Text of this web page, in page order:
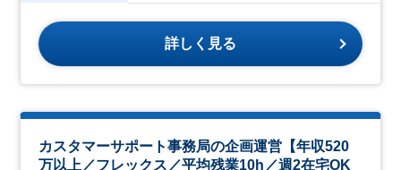
詳しく見る
カスタマーサポート事務局の企画運営【年収520
万以上／フレックス／平均残業10h／週2在宅OK